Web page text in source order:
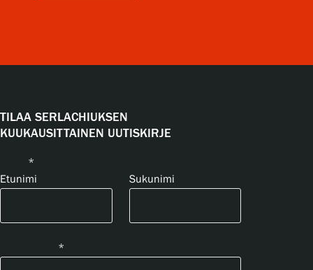
TILAA SERLACHIUKSEN
KUUKAUSITTAINEN UUTISKIRJE
*
Etunimi
Sukunimi
*